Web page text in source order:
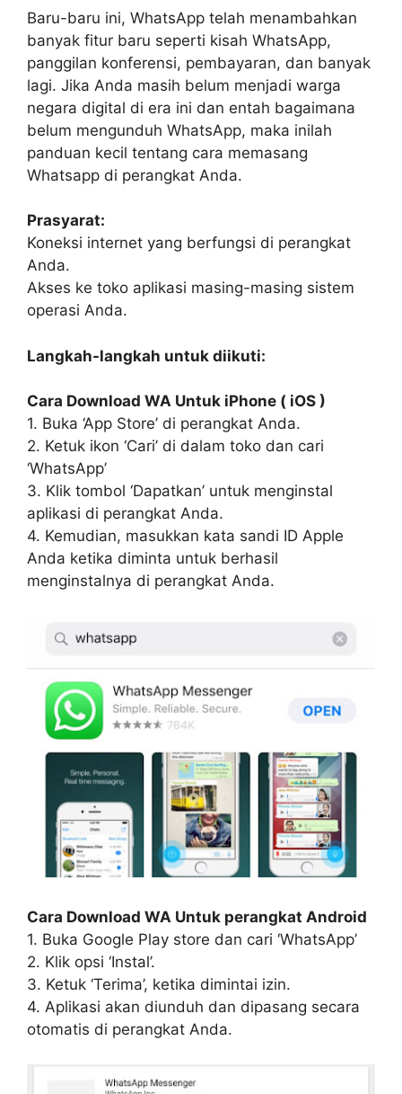
Baru-baru ini, WhatsApp telah menambahkan
banyak fitur baru seperti kisah WhatsApp,
panggilan konferensi, pembayaran, dan banyak
lagi. Jika Anda masih belum menjadi warga
negara digital di era ini dan entah bagaimana
belum mengunduh WhatsApp, maka inilah
panduan kecil tentang cara memasang
Whatsapp di perangkat Anda.
Prasyarat:
Koneksi internet yang berfungsi di perangkat
Anda.
Akses ke toko aplikasi masing-masing sistem
operasi Anda.
Langkah-langkah untuk diikuti:
Cara Download WA Untuk iPhone ( iOS )
1. Buka ‘App Store’ di perangkat Anda.
2. Ketuk ikon ‘Cari’ di dalam toko dan cari
‘WhatsApp’
3. Klik tombol ‘Dapatkan’ untuk menginstal
aplikasi di perangkat Anda.
4. Kemudian, masukkan kata sandi ID Apple
Anda ketika diminta untuk berhasil
menginstalnya di perangkat Anda.
Cara Download WA Untuk perangkat Android
1. Buka Google Play store dan cari ‘WhatsApp’
2. Klik opsi ‘Instal’.
3. Ketuk ‘Terima’, ketika dimintai izin.
4. Aplikasi akan diunduh dan dipasang secara
otomatis di perangkat Anda.